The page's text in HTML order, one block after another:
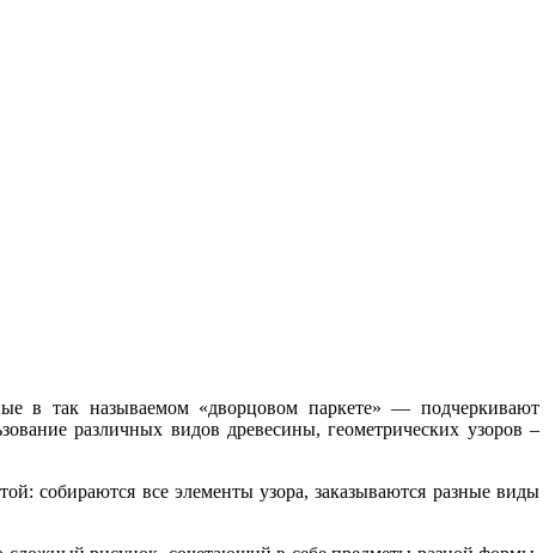
в так называемом «дворцовом паркете» — подчеркивают
различных видов древесины, геометрических узоров –
собираются все элементы узора, заказываются разные виды